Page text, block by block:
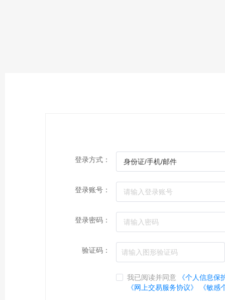
登录方式：
登录账号：
登录密码：
验证码：
我已阅读并同意 《个人信息保
《网上交易服务协议》
《敏